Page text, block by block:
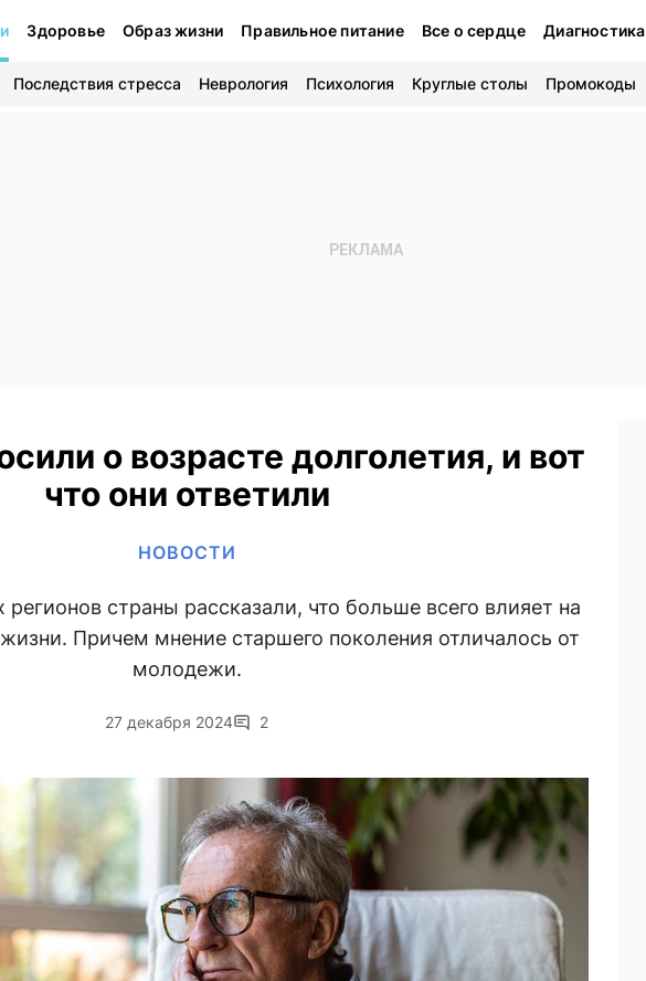
Здоровье Образ жизни Правильное питание Все о сердце Диагностика
Последствия стресса Неврология Психология Круглые столы Промокоды
о возрасте долголетия, и вот
что они ответили
НОВОСТИ
страны рассказали, что больше всего влияет на
Причем мнение старшего поколения отличалось от
молодежи.
27 декабря 2024 2